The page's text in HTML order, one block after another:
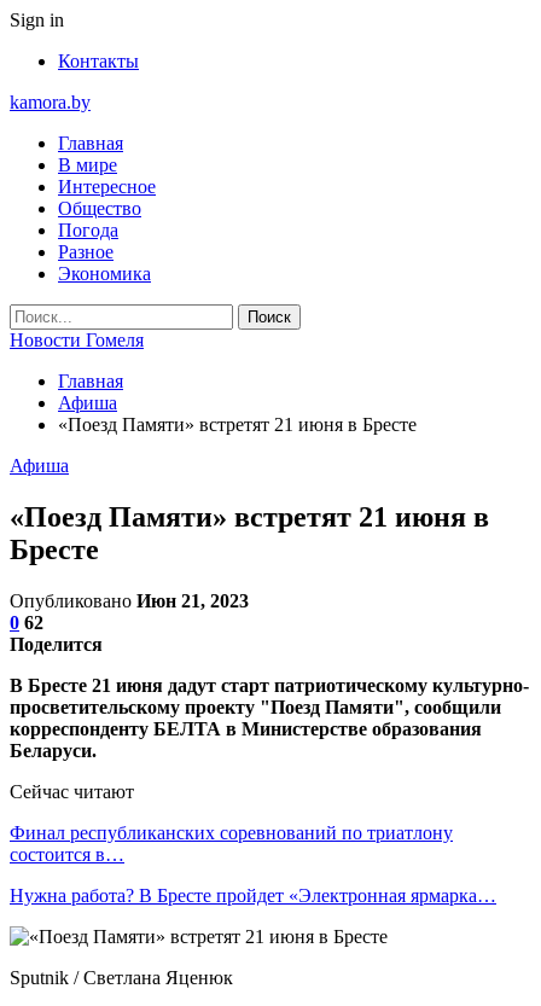
Sign in
Контакты
kamora.by
Главная
В мире
Интересное
Общество
Погода
Разное
Экономика
Новости Гомеля
Главная
Афиша
«Поезд Памяти» встретят 21 июня в Бресте
Афиша
«Поезд Памяти» встретят 21 июня в
Бресте
Опубликовано Июн 21, 2023
0 62
Поделится
В Бресте 21 июня дадут старт патриотическому культурно-
просветительскому проекту "Поезд Памяти", сообщили
корреспонденту БЕЛТА в Министерстве образования
Беларуси.
Сейчас читают
Финал республиканских соревнований по триатлону
состоится в…
Нужна работа? В Бресте пройдет «Электронная ярмарка…
Sputnik / Светлана Яценюк